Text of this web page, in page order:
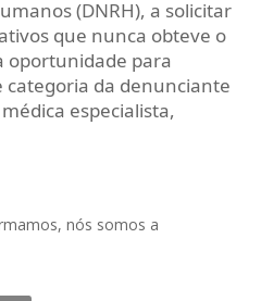
(DNRH), a solicitar
que nunca obteve o
oportunidade para
da denunciante
especialista,
nós somos a